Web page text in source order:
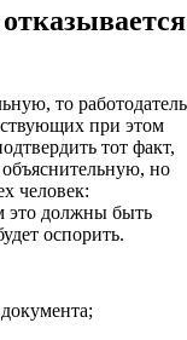
то работодатель
при этом
тот факт,
но
человек:
это должны быть
оспорить.